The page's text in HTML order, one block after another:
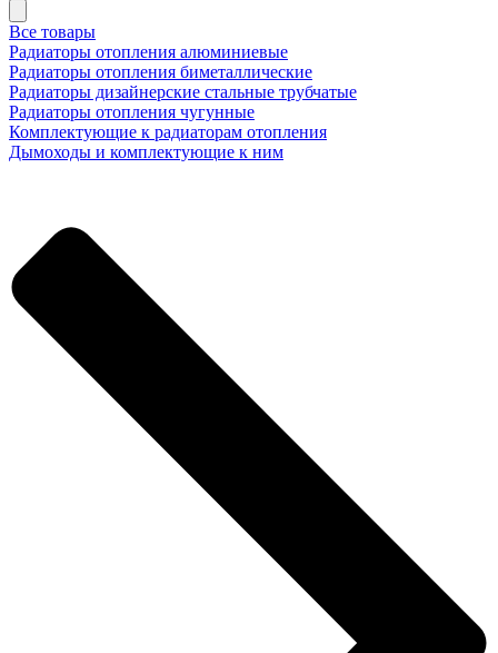
Все товары
Радиаторы отопления алюминиевые
Радиаторы отопления биметаллические
Радиаторы дизайнерские стальные трубчатые
Радиаторы отопления чугунные
Комплектующие к радиаторам отопления
Дымоходы и комплектующие к ним